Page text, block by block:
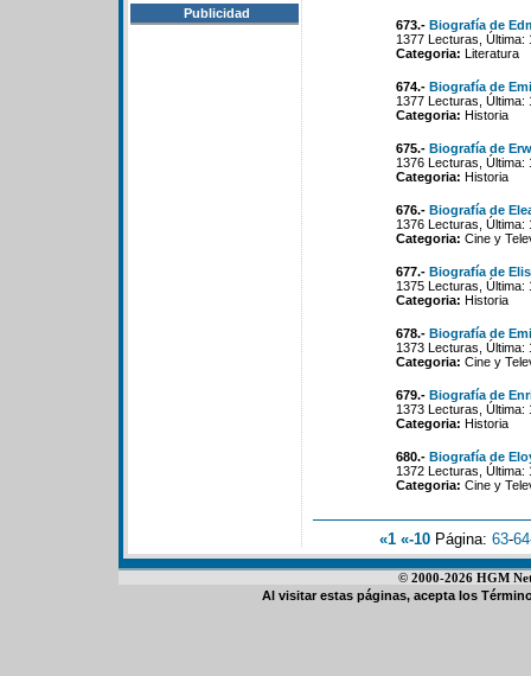
Publicidad
673.- Biografía de
1377 Lecturas,
Categoria: Literatura
674.- Biografía de
1377 Lecturas,
Categoria: Historia
675.- Biografía de
1376 Lecturas,
Categoria: Historia
676.- Biografía de
1376 Lecturas,
Categoria: Cine y
677.- Biografía de
1375 Lecturas,
Categoria: Historia
678.- Biografía de
1373 Lecturas,
Categoria: Cine y
679.- Biografía de
1373 Lecturas, Última:
Categoria: Historia
680.- Biografía de
1372 Lecturas,
Categoria: Cine y
«1 «-10 Página: 63-64
© 2000-2026 HGM
Al visitar estas páginas, acepta los